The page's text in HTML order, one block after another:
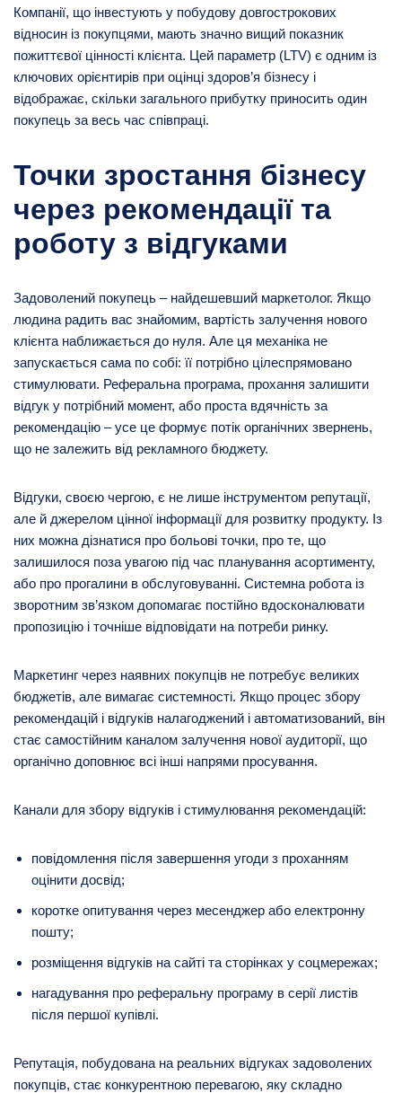
Компанії, що інвестують у побудову довгострокових
відносин із покупцями, мають значно вищий показник
пожиттєвої цінності клієнта. Цей параметр (LTV) є одним із
ключових орієнтирів при оцінці здоров’я бізнесу і
відображає, скільки загального прибутку приносить один
покупець за весь час співпраці.
Точки зростання бізнесу
через рекомендації та
роботу з відгуками
Задоволений покупець – найдешевший маркетолог. Якщо
людина радить вас знайомим, вартість залучення нового
клієнта наближається до нуля. Але ця механіка не
запускається сама по собі: її потрібно цілеспрямовано
стимулювати. Реферальна програма, прохання залишити
відгук у потрібний момент, або проста вдячність за
рекомендацію – усе це формує потік органічних звернень,
що не залежить від рекламного бюджету.
Відгуки, своєю чергою, є не лише інструментом репутації,
але й джерелом цінної інформації для розвитку продукту. Із
них можна дізнатися про больові точки, про те, що
залишилося поза увагою під час планування асортименту,
або про прогалини в обслуговуванні. Системна робота із
зворотним зв’язком допомагає постійно вдосконалювати
пропозицію і точніше відповідати на потреби ринку.
Маркетинг через наявних покупців не потребує великих
бюджетів, але вимагає системності. Якщо процес збору
рекомендацій і відгуків налагоджений і автоматизований, він
стає самостійним каналом залучення нової аудиторії, що
органічно доповнює всі інші напрями просування.
Канали для збору відгуків і стимулювання рекомендацій:
повідомлення після завершення угоди з проханням
оцінити досвід;
коротке опитування через месенджер або електронну
пошту;
розміщення відгуків на сайті та сторінках у соцмережах;
нагадування про реферальну програму в серії листів
після першої купівлі.
Репутація, побудована на реальних відгуках задоволених
покупців, стає конкурентною перевагою, яку складно